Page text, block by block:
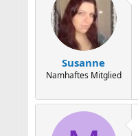
Susanne
Namhaftes Mitglied